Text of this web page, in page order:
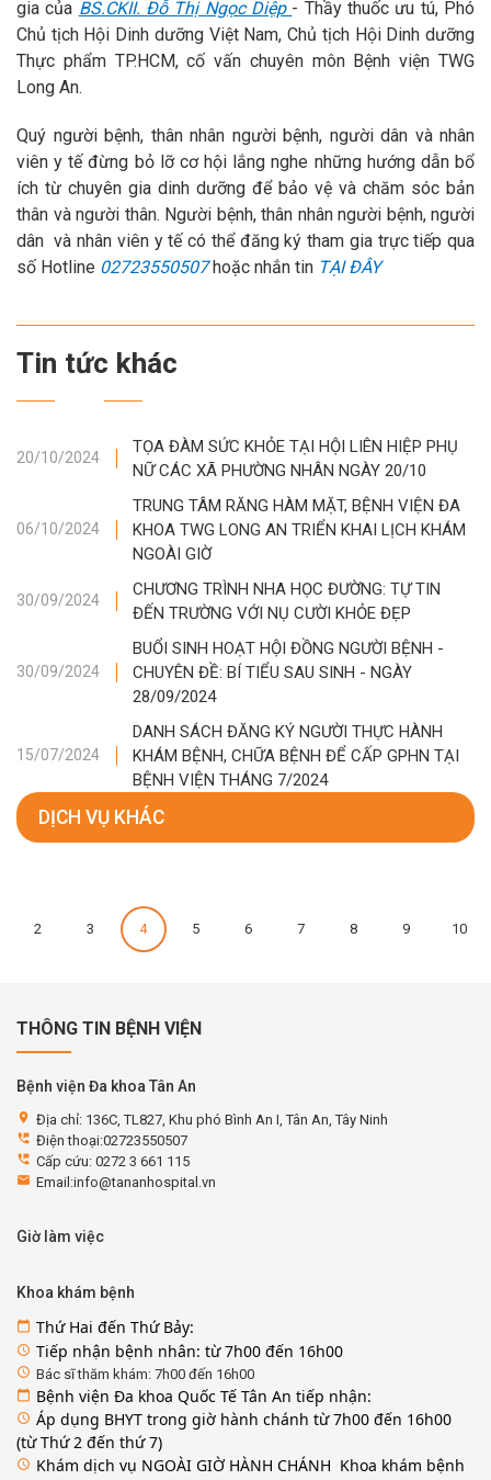
gia của BS.CKII. Đỗ Thị Ngọc Diệp - Thầy thuốc ưu tú, Phó
Chủ tịch Hội Dinh dưỡng Việt Nam, Chủ tịch Hội Dinh dưỡng
Thực phẩm TP.HCM, cố vấn chuyên môn Bệnh viện TWG
Long An.
Quý người bệnh, thân nhân người bệnh, người dân và nhân
viên y tế đừng bỏ lỡ cơ hội lắng nghe những hướng dẫn bổ
ích từ chuyên gia dinh dưỡng để bảo vệ và chăm sóc bản
thân và người thân. Người bệnh, thân nhân người bệnh, người
dân và nhân viên y tế có thể đăng ký tham gia trực tiếp qua
số Hotline 02723550507hoặc nhắn tin TẠI ĐÂY
Tin tức khác
20/10/2024
TỌA ĐÀM SỨC KHỎE TẠI HỘI LIÊN HIỆP PHỤ
NỮ CÁC XÃ PHƯỜNG NHÂN NGÀY 20/10
06/10/2024
TRUNG TÂM RĂNG HÀM MẶT, BỆNH VIỆN ĐA
KHOA TWG LONG AN TRIỂN KHAI LỊCH KHÁM
NGOÀI GIỜ
30/09/2024
CHƯƠNG TRÌNH NHA HỌC ĐƯỜNG: TỰ TIN
ĐẾN TRƯỜNG VỚI NỤ CƯỜI KHỎE ĐẸP
30/09/2024
BUỔI SINH HOẠT HỘI ĐỒNG NGƯỜI BỆNH -
CHUYÊN ĐỀ: BÍ TIỂU SAU SINH - NGÀY
28/09/2024
15/07/2024
DANH SÁCH ĐĂNG KÝ NGƯỜI THỰC HÀNH
KHÁM BỆNH, CHỮA BỆNH ĐỂ CẤP GPHN TẠI
BỆNH VIỆN THÁNG 7/2024
DỊCH VỤ KHÁC
2 3 4 5 6 7 8 9 10
THÔNG TIN BỆNH VIỆN
Bệnh viện Đa khoa Tân An
location_on Địa chỉ: 136C, TL827, Khu phó Bình An I, Tân An, Tây Ninh
perm_phone_msg Điện thoại:02723550507
perm_phone_msg Cấp cứu: 0272 3 661 115
email Email:info@tananhospital.vn
Giờ làm việc
Khoa khám bệnh
calendar_today Thứ Hai đến Thứ Bảy:
access_time Tiếp nhận bệnh nhân: từ 7h00 đến 16h00
access_time Bác sĩ thăm khám: 7h00 đến 16h00
calendar_today Bệnh viện Đa khoa Quốc Tế Tân An tiếp nhận:
access_time Áp dụng BHYT trong giờ hành chánh từ 7h00 đến 16h00
(từ Thứ 2 đến thứ 7)
access_time Khám dịch vụ NGOÀI GIỜ HÀNH CHÁNH Khoa khám bệnh